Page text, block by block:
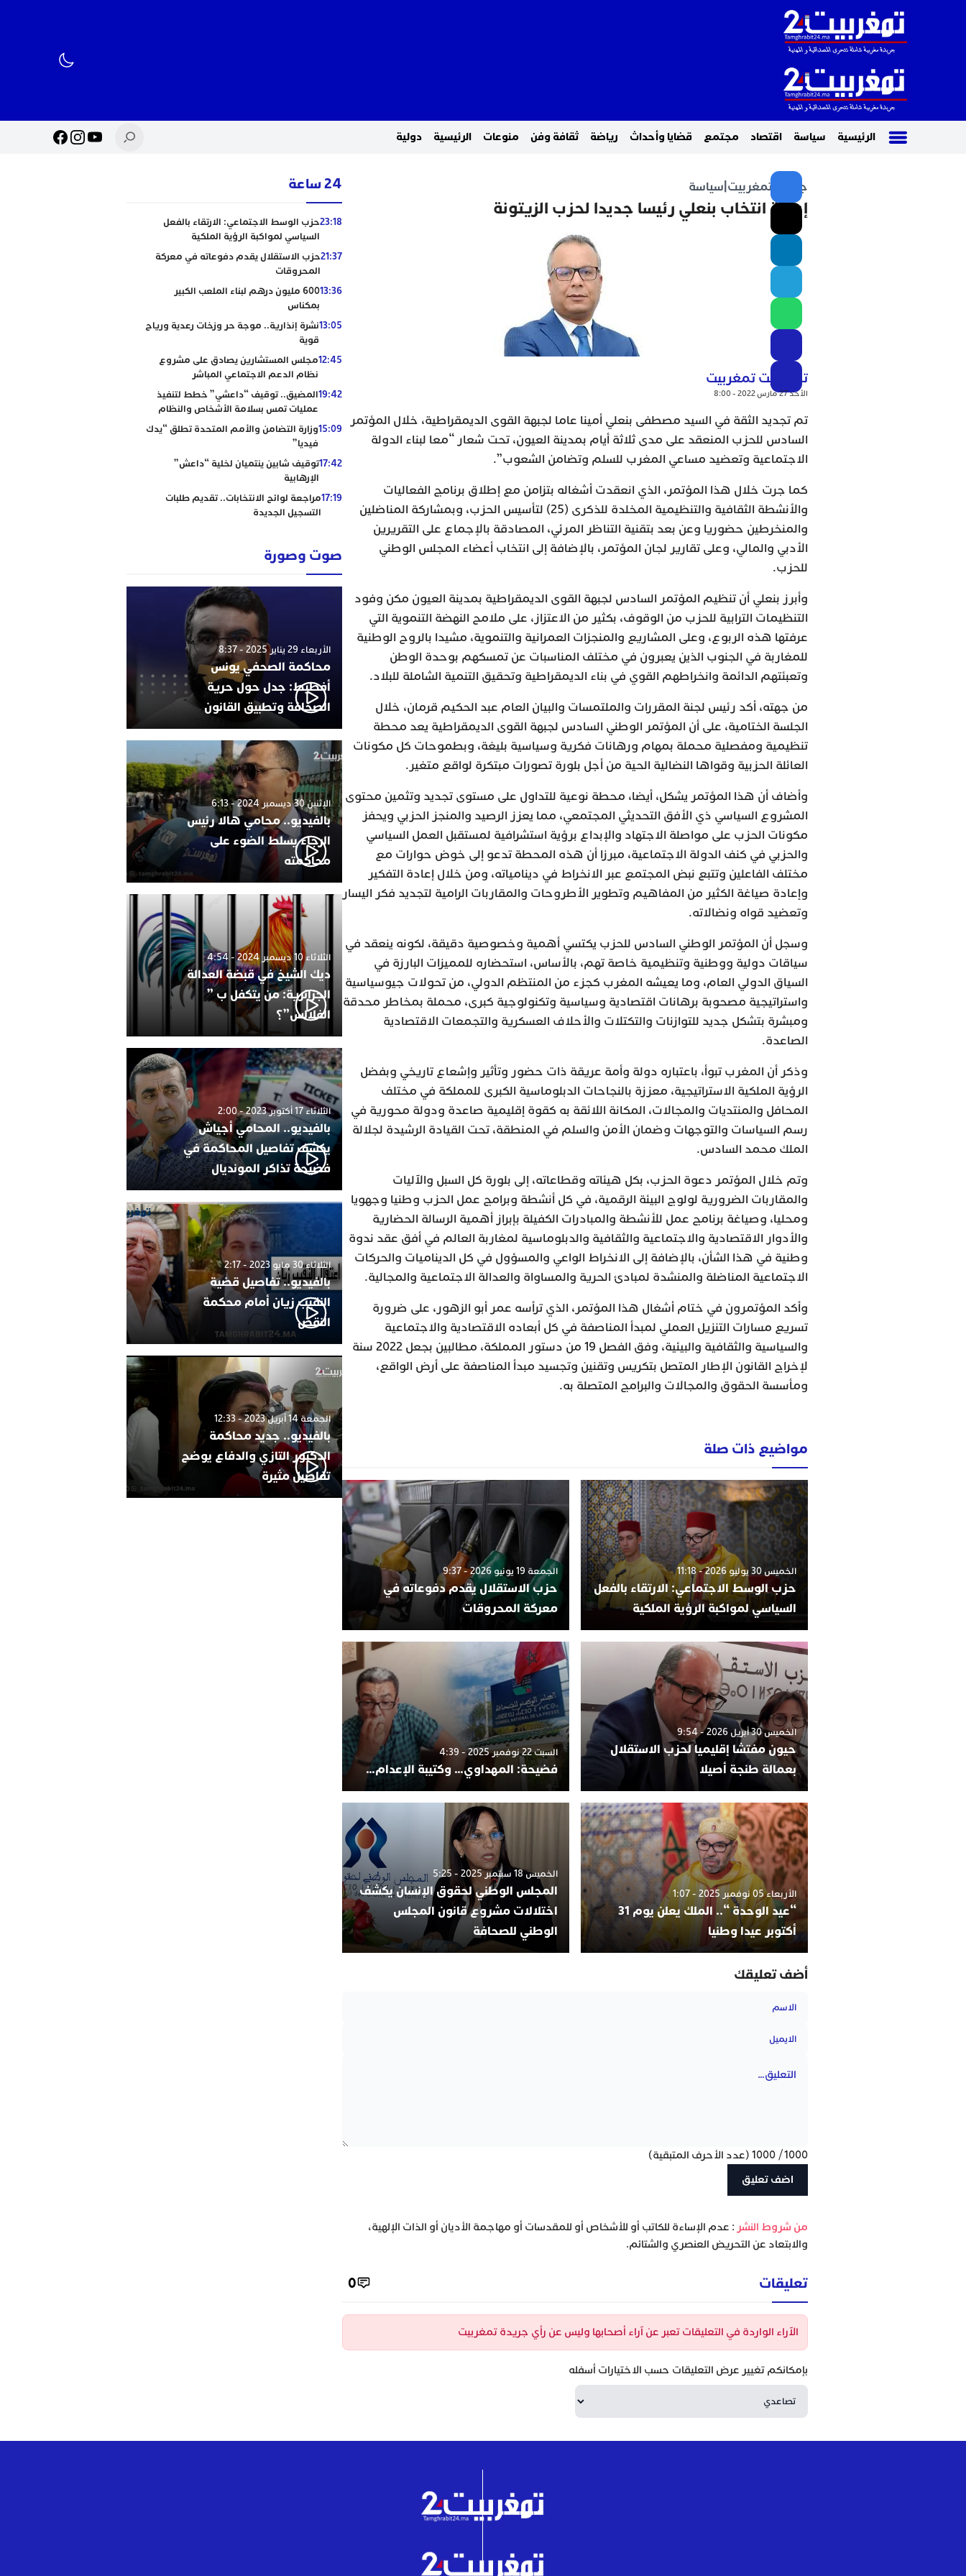
الرئيسية سياسة اقتصاد مجتمع قضايا وأحداث رياضة ثقافة وفن منوعات الرئيسية دولية
جريدة تمغربيت سياسة
إعادة انتخاب بنعلي رئيسا جديدا لحزب الزيتونة
تمغربيت تمغربيت
الأحد 27 مارس 2022 - 8:00
تم تجديد الثقة في السيد مصطفى بنعلي أمينا عاما لجبهة القوى الديمقراطية، خلال المؤتمر
السادس للحزب المنعقد على مدى ثلاثة أيام بمدينة العيون، تحت شعار “معا لبناء الدولة
الاجتماعية وتعضيد مساعي المغرب للسلم وتضامن الشعوب”.
كما جرت خلال هذا المؤتمر، الذي انعقدت أشغاله بتزامن مع إطلاق برنامج الفعاليات
والأنشطة الثقافية والتنظيمية المخلدة للذكرى (25) لتأسيس الحزب، وبمشاركة المناضلين
والمنخرطين حضوريا وعن بعد بتقنية التناظر المرئي، المصادقة بالإجماع على التقريرين
الأدبي والمالي، وعلى تقارير لجان المؤتمر، بالإضافة إلى انتخاب أعضاء المجلس الوطني
للحزب.
وأبرز بنعلي أن تنظيم المؤتمر السادس لجبهة القوى الديمقراطية بمدينة العيون مكن وفود
التنظيمات الترابية للحزب من الوقوف، بكثير من الاعتزاز، على ملامح النهضة التنموية التي
عرفتها هذه الربوع، وعلى المشاريع والمنجزات العمرانية والتنموية، مشيدا بالروح الوطنية
للمغاربة في الجنوب الذين يعبرون في مختلف المناسبات عن تمسكهم بوحدة الوطن
وتعبئتهم الدائمة وانخراطهم القوي في بناء الديمقراطية وتحقيق التنمية الشاملة للبلاد.
من جهته، أكد رئيس لجنة المقررات والملتمسات والبيان العام عبد الحكيم قرمان، خلال
الجلسة الختامية، على أن المؤتمر الوطني السادس لجبهة القوى الديمقراطية يعد محطة
تنظيمية ومفصلية محملة بمهام ورهانات فكرية وسياسية بليغة، وبطموحات كل مكونات
العائلة الحزبية وقواها النضالية الحية من أجل بلورة تصورات مبتكرة لواقع متغير.
وأضاف أن هذا المؤتمر يشكل، أيضا، محطة نوعية للتداول على مستوى تجديد وتثمين محتوى
المشروع السياسي ذي الأفق التحديثي المجتمعي، مما يعزز الرصيد والمنجز الحزبي ويحفز
مكونات الحزب على مواصلة الاجتهاد والإبداع برؤية استشرافية لمستقبل العمل السياسي
والحزبي في كنف الدولة الاجتماعية، مبرزا أن هذه المحطة تدعو إلى خوض حوارات مع
مختلف الفاعلين وتتبع نبض المجتمع عبر الانخراط في دينامياته، ومن خلال إعادة التفكير
وإعادة صياغة الكثير من المفاهيم وتطوير الأطروحات والمقاربات الرامية لتجديد فكر اليسار
وتعضيد قواه ونضالاته.
وسجل أن المؤتمر الوطني السادس للحزب يكتسي أهمية وخصوصية دقيقة، لكونه ينعقد في
سياقات دولية ووطنية وتنظيمية خاصة تهم، بالأساس، استحضاره للمميزات البارزة في
السياق الدولي العام، وما يعيشه المغرب كجزء من المنتظم الدولي، من تحولات جيوسياسية
واستراتيجية مصحوبة برهانات اقتصادية وسياسية وتكنولوجية كبرى، محملة بمخاطر محدقة
ومبشرة بتشكل جديد للتوازنات والتكتلات والأحلاف العسكرية والتجمعات الاقتصادية
الصاعدة.
وذكر أن المغرب تبوأ، باعتباره دولة وأمة عريقة ذات حضور وتأثير وإشعاع تاريخي وبفضل
الرؤية الملكية الاستراتيجية، معززة بالنجاحات الدبلوماسية الكبرى للمملكة في مختلف
المحافل والمنتديات والمجالات، المكانة اللائقة به كقوة إقليمية صاعدة ودولة محورية في
رسم السياسات والتوجهات وضمان الأمن والسلم في المنطقة، تحت القيادة الرشيدة لجلالة
الملك محمد السادس.
وتم خلال المؤتمر دعوة الحزب، بكل هيئاته وقطاعاته، إلى بلورة كل السبل والآليات
والمقاربات الضرورية لولوج البيئة الرقمية، في كل أنشطة وبرامج عمل الحزب وطنيا وجهويا
ومحليا، وصياغة برنامج عمل للأنشطة والمبادرات الكفيلة بإبراز أهمية الرسالة الحضارية
والأدوار الاقتصادية والاجتماعية والثقافية والدبلوماسية لمغاربة العالم في أفق عقد ندوة
وطنية في هذا الشأن، بالإضافة إلى الانخراط الواعي والمسؤول في كل الديناميات والحركات
الاجتماعية المناضلة والمنشدة لمبادئ الحرية والمساواة والعدالة الاجتماعية والمجالية.
وأكد المؤتمرون في ختام أشغال هذا المؤتمر، الذي ترأسه عمر أبو الزهور، على ضرورة
تسريع مسارات التنزيل العملي لمبدأ المناصفة في كل أبعاده الاقتصادية والاجتماعية
والسياسية والثقافية والبيئية، وفق الفصل 19 من دستور المملكة، مطالبين بجعل 2022 سنة
لإخراج القانون الإطار المتصل بتكريس وتقنين وتجسيد مبدأ المناصفة على أرض الواقع،
ومأسسة الحقوق والمجالات والبرامج المتصلة به.
مواضيع ذات صلة
الخميس 30 يوليو 2026 - 11:18
حزب الوسط الاجتماعي: الارتقاء بالفعل
السياسي لمواكبة الرؤية الملكية
الجمعة 19 يونيو 2026 - 9:37
حزب الاستقلال يقدم دفوعاته في
معركة المحروقات
الخميس 30 أبريل 2026 - 9:54
حيون مفتشا إقليميا لحزب الاستقلال
بعمالة طنجة أصيلا
السبت 22 نوفمبر 2025 - 4:39
فضيحة: المهداوي… وكتيبة الإعدام…
الأربعاء 05 نوفمبر 2025 - 1:07
“عيد الوحدة “.. الملك يعلن يوم 31
أكتوبر عيدا وطنيا
الخميس 18 سبتمبر 2025 - 5:25
المجلس الوطني لحقوق الإنسان يكشف
اختلالات مشروع قانون المجلس
الوطني للصحافة
أضف تعليقك
1000
/
1000 (عدد الأحرف المتبقية)
‫من شروط النشر : عدم الإساءة للكاتب أو للأشخاص أو للمقدسات أو مهاجمة الأديان أو الذات الإلهية،
والابتعاد عن التحريض العنصري والشتائم.
تعليقات 0
الآراء الواردة في التعليقات تعبر عن آراء أصحابها وليس عن رأي جريدة تمغربيت
بإمكانكم تغيير عرض التعليقات حسب الاختيارات أسفله
24 ساعة
23:18حزب الوسط الاجتماعي: الارتقاء بالفعل
السياسي لمواكبة الرؤية الملكية
21:37حزب الاستقلال يقدم دفوعاته في معركة
المحروقات
13:36
600 مليون درهم لبناء الملعب الكبير
بمكناس
13:05نشرة إنذارية.. موجة حر وزخات رعدية ورياح
قوية
12:45مجلس المستشارين يصادق على مشروع
نظام الدعم الاجتماعي المباشر
19:42المضيق.. توقيف “داعشي” خطط لتنفيذ
عمليات تمس بسلامة الأشخاص والنظام
15:09وزارة التضامن والأمم المتحدة تطلق “يدك
فيديا”
17:42توقيف شابين ينتميان لخلية “داعش”
الإرهابية
17:19مراجعة لوائح الانتخابات.. تقديم طلبات
التسجيل الجديدة
صوت وصورة
الأربعاء 29 يناير 2025 - 8:37
محاكمة الصحفي يونس
أفطيط: جدل حول حرية
الصحافة وتطبيق القانون
الإثنين 30 ديسمبر 2024 - 6:13
بالفيديو.. محامي هالا رئيس
الرجاء يسلط الضوء على
محاكمته
الثلاثاء 10 ديسمبر 2024 - 4:54
ديك الشيخ في قبضة العدالة
الجزائرية: من يتكفل ب ”
الفلالس”؟
الثلاثاء 17 أكتوبر 2023 - 2:00
بالفيديو.. المحامي أجياش
يكشف تفاصيل المحاكمة في
فضيحة تذاكر المونديال
الثلاثاء 30 مايو 2023 - 2:17
بالفيديو.. تفاصيل قضية
النقيب زيان أمام محكمة
النقض
الجمعة 14 أبريل 2023 - 12:33
بالفيديو.. جديد محاكمة
الدكتور التازي والدفاع يوضح
تفاصيل مثيرة